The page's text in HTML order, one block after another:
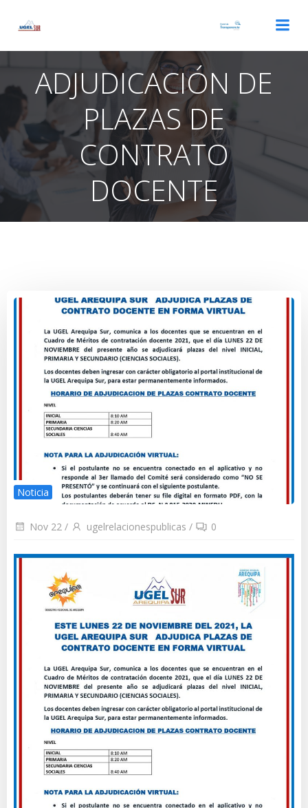
ADJUDICACIÓN DE
PLAZAS DE
CONTRATO
DOCENTE
Noticia
Nov 22 / ugelrelacionespublicas / 0